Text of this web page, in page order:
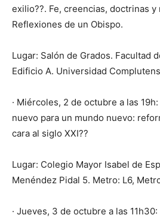
exilio??. Fe, creencias, doctrinas y
Reflexiones de un Obispo.
Lugar: Salón de Grados. Facultad
Edificio A. Universidad
· Miércoles, 2 de octubre a las
nuevo para un mundo nuevo:
cara al siglo XXI??
Lugar: Colegio Mayor Isabel de
Menéndez Pidal 5. Metro: L6,
· Jueves, 3 de octubre a las